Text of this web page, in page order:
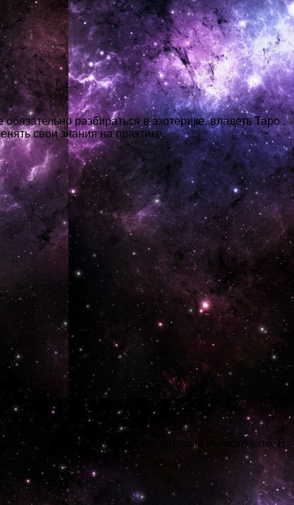
разбираться в эзотерике, владеть Таро .
свои знания на практике.
на расчетный счет, который вы получите. В